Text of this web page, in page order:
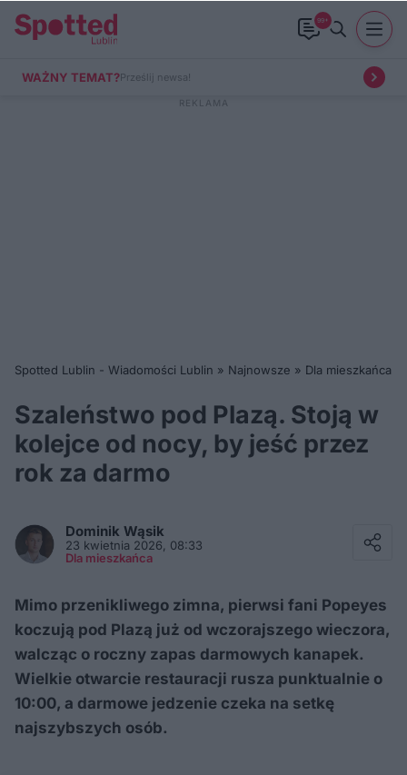
99+
WAŻNY TEMAT?Prześlij newsa!
Spotted Lublin - Wiadomości Lublin » Najnowsze » Dla mieszkańca
Szaleństwo pod Plazą. Stoją w
kolejce od nocy, by jeść przez
rok za darmo
Dominik Wąsik
23 kwietnia 2026, 08:33
Dla mieszkańca
Mimo przenikliwego zimna, pierwsi fani Popeyes
koczują pod Plazą już od wczorajszego wieczora,
walcząc o roczny zapas darmowych kanapek.
Wielkie otwarcie restauracji rusza punktualnie o
10:00, a darmowe jedzenie czeka na setkę
najszybszych osób.